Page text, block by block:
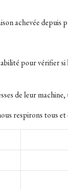
achevée depuis
pour vérifier si
de leur machine,
respirons tous